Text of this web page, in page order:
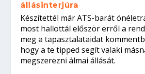
állásinterjúra
Készítettél már ATS-barát
most hallottál először erről a
meg a tapasztalataidat
hogy a te tipped segít valaki
megszerezni álmai állását.